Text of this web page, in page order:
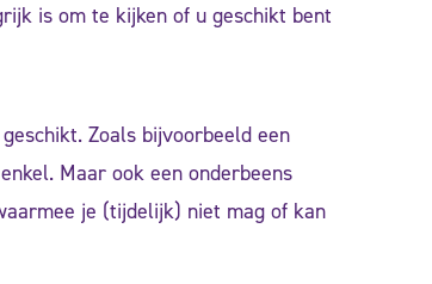
is om te kijken of u geschikt bent
Zoals bijvoorbeeld een
Maar ook een onderbeens
je (tijdelijk) niet mag of kan